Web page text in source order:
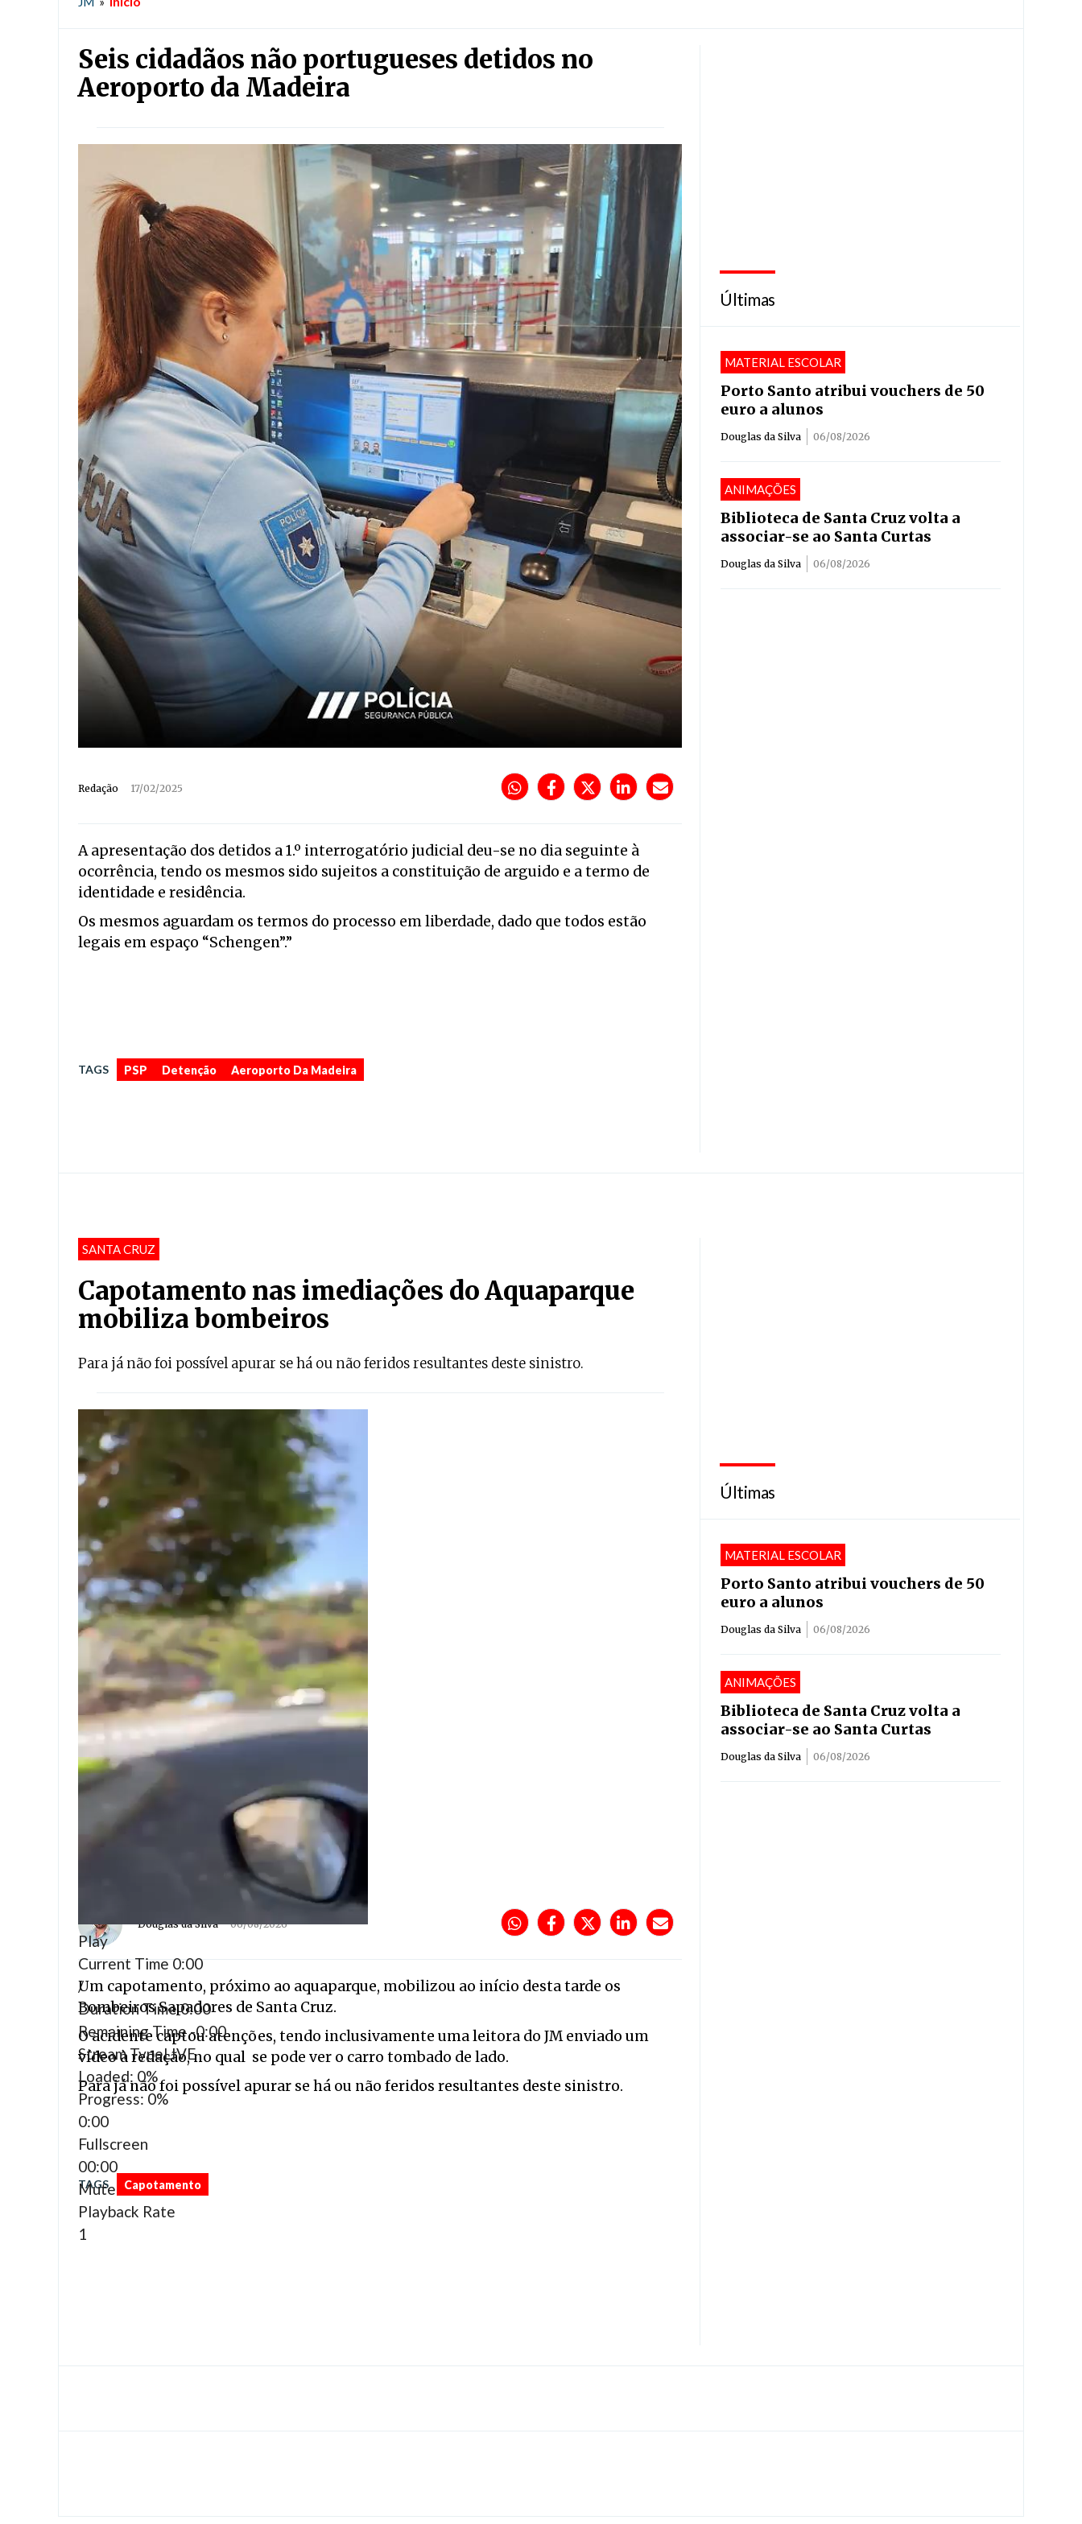
Seis cidadãos não portugueses detidos no
Aeroporto da Madeira
Redação 17/02/2025
A apresentação dos detidos a 1.º interrogatório judicial deu-se no dia seguinte à
ocorrência, tendo os mesmos sido sujeitos a constituição de arguido e a termo de
identidade e residência.
Os mesmos aguardam os termos do processo em liberdade, dado que todos estão
legais em espaço “Schengen”.”
TAGS PSP Detenção Aeroporto Da Madeira
Últimas
MATERIAL ESCOLAR
Porto Santo atribui vouchers de 50
euro a alunos
Douglas da Silva 06/08/2026
ANIMAÇÕES
Biblioteca de Santa Cruz volta a
associar-se ao Santa Curtas
Douglas da Silva 06/08/2026
SANTA CRUZ
Capotamento nas imediações do Aquaparque
mobiliza bombeiros
Para já não foi possível apurar se há ou não feridos resultantes deste sinistro.
Play
Current Time 0:00
/
Duration Time0:00
Remaining Time-0:00
Stream TypeLIVE
Loaded: 0%
Progress: 0%
0:00
Fullscreen
00:00
Mute
Playback Rate
1
Douglas da Silva 06/08/2026
Um capotamento, próximo ao aquaparque, mobilizou ao início desta tarde os
Bombeiros Sapadores de Santa Cruz.
O acidente captou atenções, tendo inclusivamente uma leitora do JM enviado um
vídeo à redação, no qual se pode ver o carro tombado de lado.
Para já não foi possível apurar se há ou não feridos resultantes deste sinistro.
TAGS Capotamento
Últimas
MATERIAL ESCOLAR
Porto Santo atribui vouchers de 50
euro a alunos
Douglas da Silva 06/08/2026
ANIMAÇÕES
Biblioteca de Santa Cruz volta a
associar-se ao Santa Curtas
Douglas da Silva 06/08/2026